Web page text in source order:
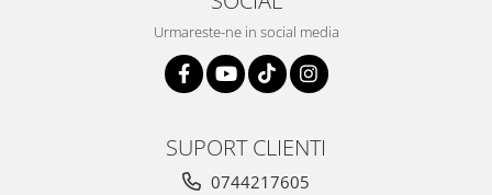
Urmareste-ne in social media
SUPORT CLIENTI
0744217605